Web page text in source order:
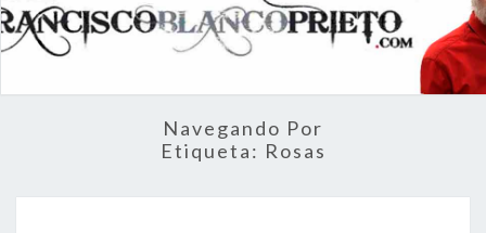
DE
BREVE
RECORRIDO
VITAL Y
ACTUALIDAD
Navegando Por
Etiqueta: Rosas